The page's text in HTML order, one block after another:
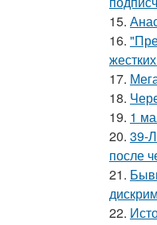
15.
16.
17.
18.
19. 1
20. 39-
после
21.
22.